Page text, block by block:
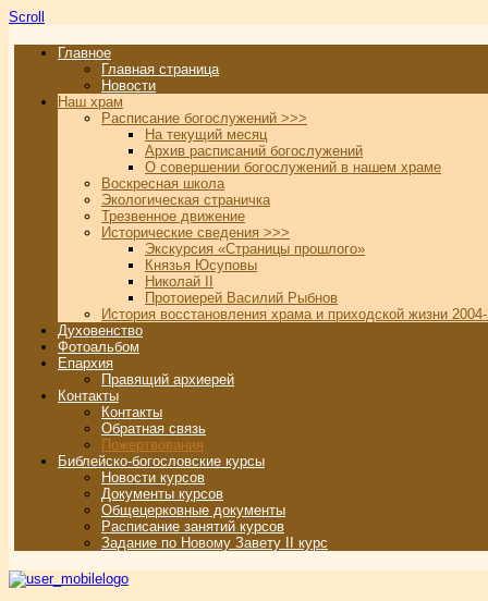
Scroll
Главное
Главная страница
Новости
Наш храм
Расписание богослужений >>>
На текущий месяц
Архив расписаний богослужений
О совершении богослужений в нашем храме
Воскресная школа
Экологическая страничка
Трезвенное движение
Исторические сведения >>>
Экскурсия «Страницы прошлого»
Князья Юсуповы
Николай II
Протоиерей Василий Рыбнов
История восстановления храма и приходской жизни
Духовенство
Фотоальбом
Епархия
Правящий архиерей
Контакты
Контакты
Обратная связь
Пожертвования
Библейско-богословские курсы
Новости курсов
Документы курсов
Общецерковные документы
Расписание занятий курсов
Задание по Новому Завету II курс